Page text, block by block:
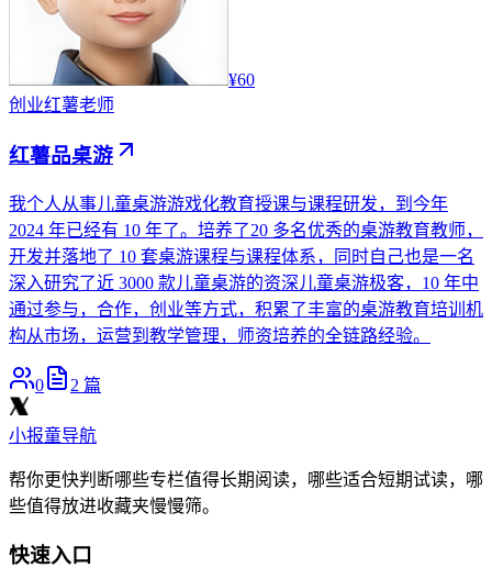
¥60
创业红薯老师
红薯品桌游
我个人从事儿童桌游游戏化教育授课与课程研发，到今年
2024 年已经有 10 年了。培养了20 多名优秀的桌游教育教师，
开发并落地了 10 套桌游课程与课程体系，同时自己也是一名
深入研究了近 3000 款儿童桌游的资深儿童桌游极客，10 年中
通过参与，合作，创业等方式，积累了丰富的桌游教育培训机
构从市场，运营到教学管理，师资培养的全链路经验。
0 2 篇
小报童导航
帮你更快判断哪些专栏值得长期阅读，哪些适合短期试读，哪
些值得放进收藏夹慢慢筛。
快速入口